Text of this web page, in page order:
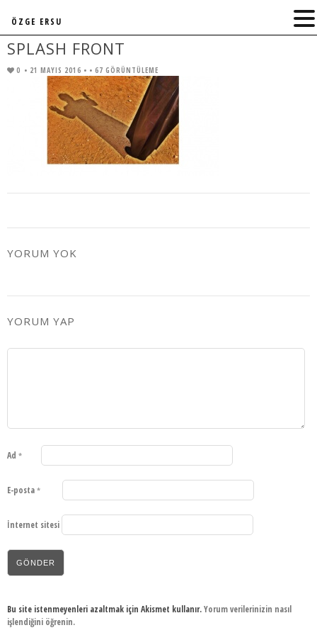
SPLASH FRONT
0 • 21 MAYIS 2016 • • 67 GÖRÜNTÜLEME
YORUM YOK
YORUM YAP
Ad *
E-posta *
İnternet sitesi
Bu site istenmeyenleri azaltmak için Akismet kullanır.Yorum verilerinizin nasıl
işlendiğini öğrenin.
ÖZGE ERSU